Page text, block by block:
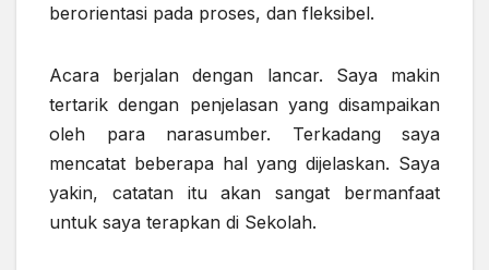
berorientasi pada proses, dan fleksibel.
Acara berjalan dengan lancar. Saya makin
tertarik dengan penjelasan yang disampaikan
oleh para narasumber. Terkadang saya
mencatat beberapa hal yang dijelaskan. Saya
yakin, catatan itu akan sangat bermanfaat
untuk saya terapkan di Sekolah.